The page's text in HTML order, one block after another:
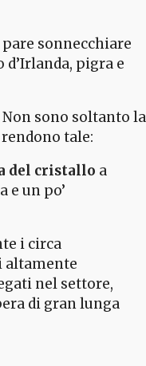
pare sonnecchiare
pigra e
sono soltanto la
tale:
del cristallo a
e un po’
i circa
altamente
nel settore,
di gran lunga